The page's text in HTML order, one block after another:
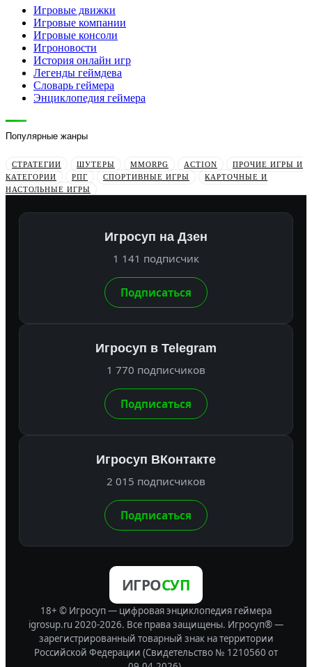
Игровые движки
Игровые компании
Игровые консоли
Игроновости
История онлайн игр
Легенды геймдева
Словарь геймера
Энциклопедия геймера
Популярные жанры
СТРАТЕГИИ ШУТЕРЫ MMORPG ACTION
ПРОЧИЕ ИГРЫ И
КАТЕГОРИИ
РПГ СПОРТИВНЫЕ ИГРЫ
КАРТОЧНЫЕ И
НАСТОЛЬНЫЕ ИГРЫ
Игросуп на Дзен
1 141 подписчик
Подписаться
Игросуп в Telegram
1 770 подписчиков
Подписаться
Игросуп ВКонтакте
2 015 подписчиков
Подписаться
ИГРОСУП
18+ © Игросуп — цифровая энциклопедия геймера
igrosup.ru 2020-2026. Все права защищены. Игросуп® —
зарегистрированный товарный знак на территории
Российской Федерации (Свидетельство № 1210560 от